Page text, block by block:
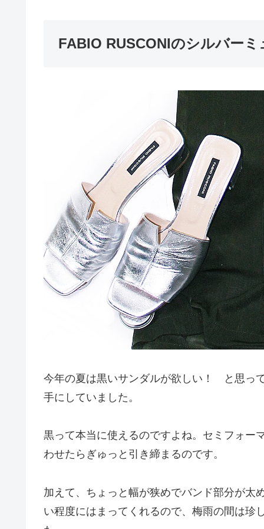
FABIO RUSCONIのシルバーミ
今年の夏は黒いサンダルが欲しい！ と思っ
手にしていました。
黒って本当に使えるのですよね。セミフォー
わせたらぎゅっと引き締まるのです。
加えて、ちょっと幅が狭めでバンド部分が太
い程度にはまってくれるので、梅雨の間は珍